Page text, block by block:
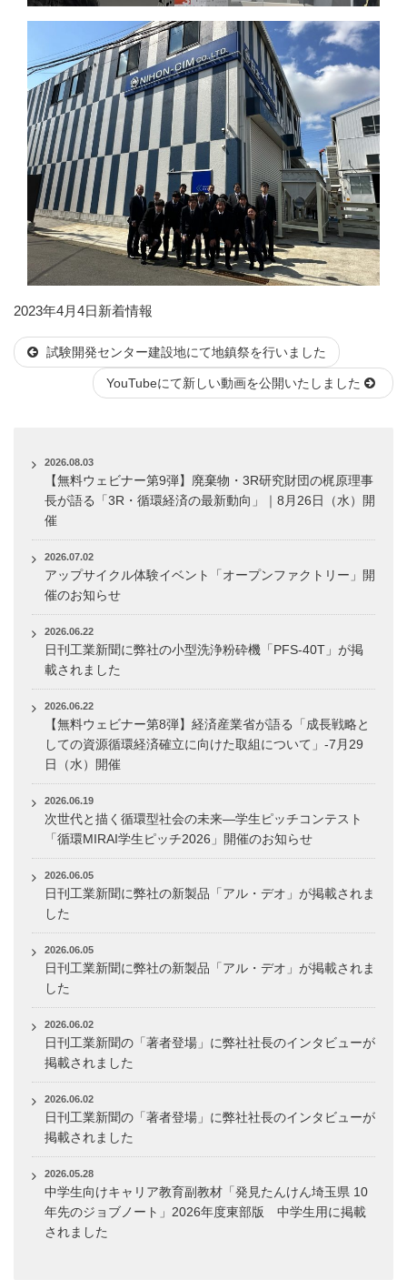
投
日:
2023年4月4日カ
ゴ
リ
ー
新着情報
試験開発センター建設地にて地鎮祭を行いました
YouTubeにて新しい動画を公開いたしました
2026.08.03
【無料ウェビナー第9弾】廃棄物・3R研究財団の梶原理事
長が語る「3R・循環経済の最新動向」｜8月26日（水）開
催
2026.07.02
アップサイクル体験イベント「オープンファクトリー」開
催のお知らせ
2026.06.22
日刊工業新聞に弊社の小型洗浄粉砕機「PFS-40T」が掲
載されました
2026.06.22
【無料ウェビナー第8弾】経済産業省が語る「成長戦略と
しての資源循環経済確立に向けた取組について」-7月29
日（水）開催
2026.06.19
次世代と描く循環型社会の未来―学生ピッチコンテスト
「循環MIRAI学生ピッチ2026」開催のお知らせ
2026.06.05
日刊工業新聞に弊社の新製品「アル・デオ」が掲載されま
した
2026.06.05
日刊工業新聞に弊社の新製品「アル・デオ」が掲載されま
した
2026.06.02
日刊工業新聞の「著者登場」に弊社社長のインタビューが
掲載されました
2026.06.02
日刊工業新聞の「著者登場」に弊社社長のインタビューが
掲載されました
2026.05.28
中学生向けキャリア教育副教材「発見たんけん埼玉県 10
年先のジョブノート」2026年度東部版 中学生用に掲載
されました